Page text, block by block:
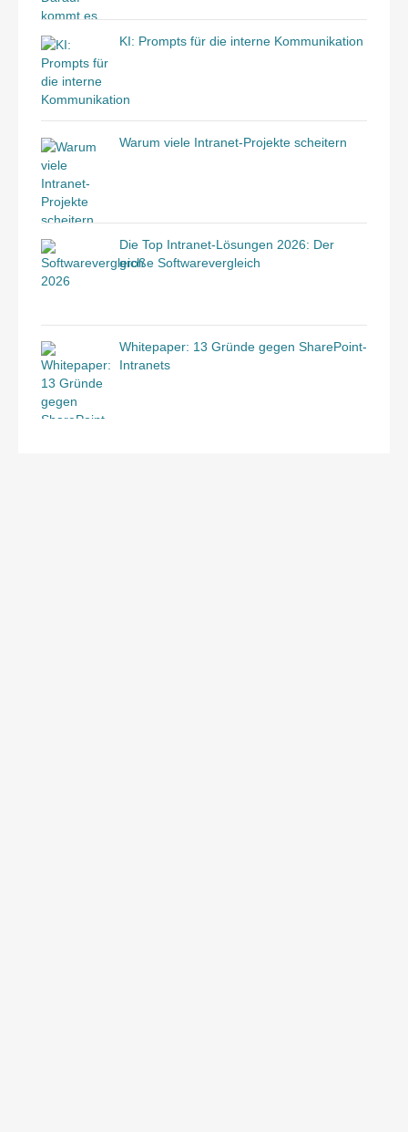
KI: Prompts für die interne Kommunikation
Warum viele Intranet-Projekte scheitern
Die Top Intranet-Lösungen 2026: Der
große Softwarevergleich
Whitepaper: 13 Gründe gegen SharePoint-
Intranets